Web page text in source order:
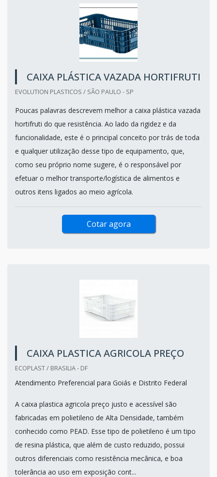
CAIXA PLÁSTICA VAZADA HORTIFRUTI
EVOLUTION PLASTICOS / SÃO PAULO - SP
Poucas palavras descrevem melhor a caixa plástica vazada
hortifruti do que resistência. Ao lado da rigidez e da
funcionalidade, este é o principal conceito por trás de toda
e qualquer utilização desse tipo de equipamento, que,
como seu próprio nome sugere, é o responsável por
efetuar o melhor transporte/logística de alimentos e
outros itens ligados ao meio agrícola.
Cotar agora
CAIXA PLASTICA AGRICOLA PREÇO
ECOPLAST / BRASILIA - DF
Atendimento Preferencial para Goiás e Distrito Federal
A caixa plastica agricola preço justo e acessível são
fabricadas em polietileno de Alta Densidade, também
conhecido como PEAD. Esse tipo de polietileno é um tipo
de resina plástica, que além de custo reduzido, possui
outros diferenciais como resistência mecânica, e boa
tolerância ao uso em exposição cont...